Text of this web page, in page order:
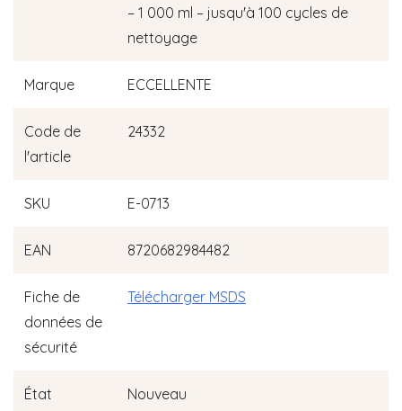
– 1 000 ml – jusqu'à 100 cycles de
nettoyage
Marque ECCELLENTE
Code de
l'article
24332
SKU E-0713
EAN 8720682984482
Fiche de
données de
sécurité
Télécharger MSDS
État Nouveau